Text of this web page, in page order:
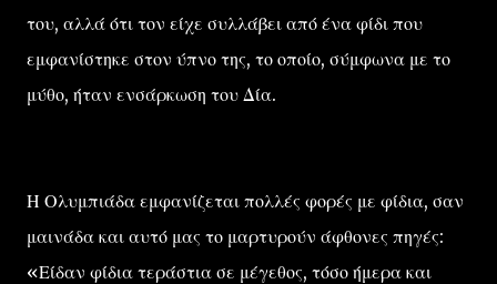
του, αλλά ότι τον είχε συλλάβει από ένα φίδι που
εμφανίστηκε στον ύπνο της, το οποίο, σύμφωνα με το
μύθο, ήταν ενσάρκωση του Δία.
Η Ολυμπιάδα εμφανίζεται πολλές φορές με φίδια, σαν
μαινάδα και αυτό μας το μαρτυρούν άφθονες πηγές:
«Είδαν φίδια τεράστια σε μέγεθος, τόσο ήμερα και